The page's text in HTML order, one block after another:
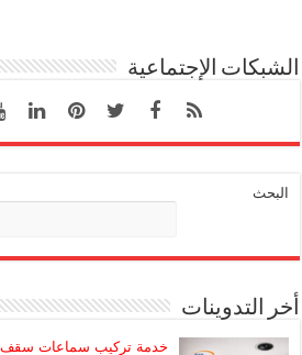
الشبكات الإجتماعية
البحث
أخر التدوينات